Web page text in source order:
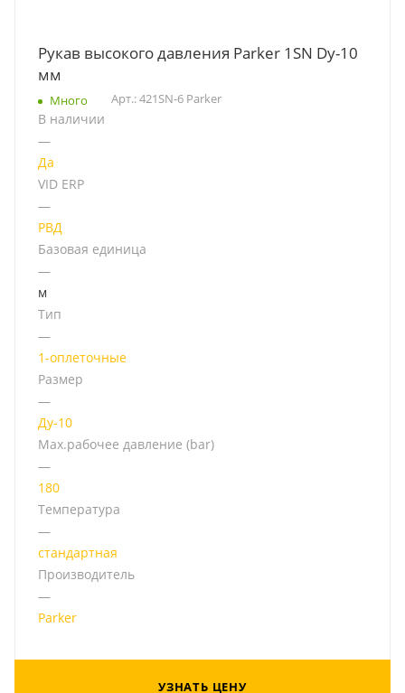
Рукав высокого давления Parker 1SN Dу-10
мм
Много Арт.: 421SN-6 Parker
В наличии
—
Да
VID ERP
—
РВД
Базовая единица
—
м
Тип
—
1-оплеточные
Размер
—
Ду-10
Мах.рабочее давление (bar)
—
180
Температура
—
стандартная
Производитель
—
Parker
УЗНАТЬ ЦЕНУ